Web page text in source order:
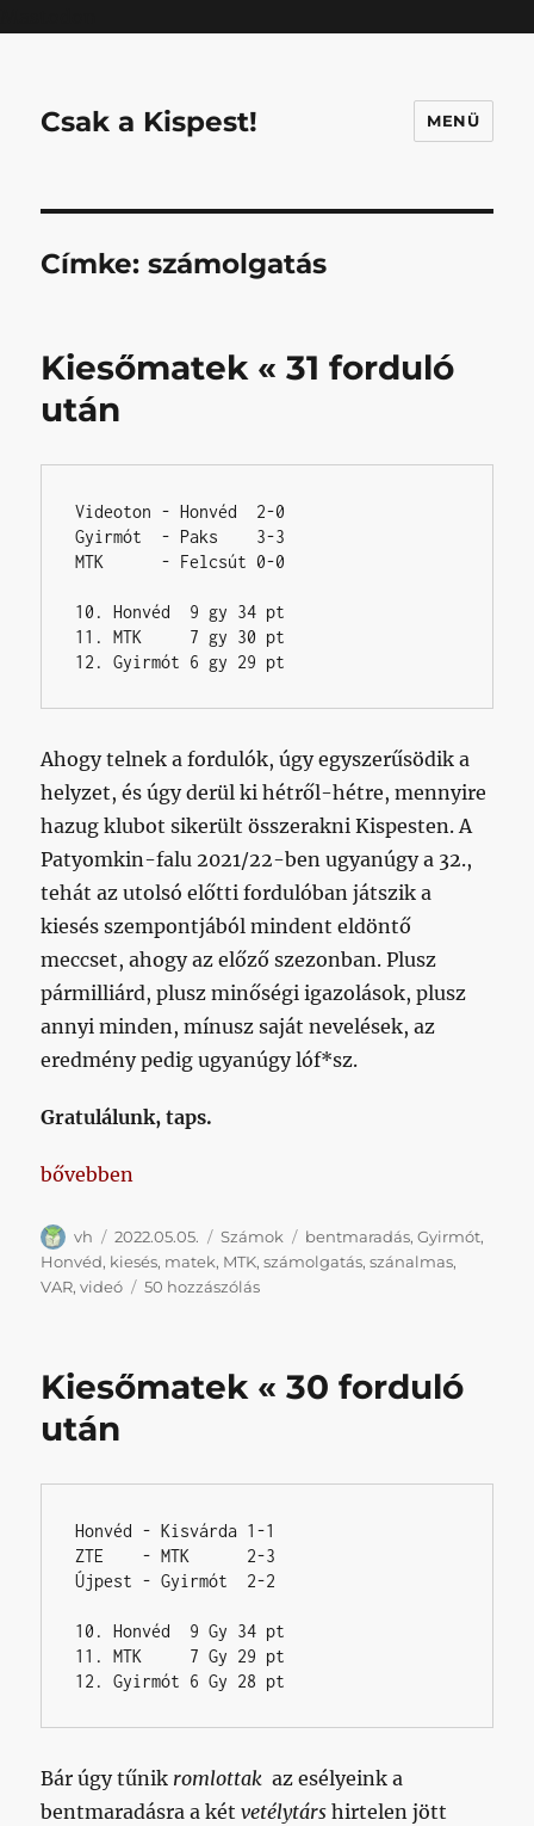
Csak a Kispest! MENÜ
Címke:számolgatás
Kiesőmatek « 31 forduló
után
Videoton - Honvéd  2-0
Gyirmót  - Paks    3-3
MTK      - Felcsút 0-0
10. Honvéd  9 gy 34 pt
11. MTK     7 gy 30 pt
12. Gyirmót 6 gy 29 pt
Ahogy telnek a fordulók, úgy egyszerűsödik a
helyzet, és úgy derül ki hétről-hétre, mennyire
hazug klubot sikerült összerakni Kispesten. A
Patyomkin-falu 2021/22-ben ugyanúgy a 32.,
tehát az utolsó előtti fordulóban játszik a
kiesés szempontjából mindent eldöntő
meccset, ahogy az előző szezonban. Plusz
pármilliárd, plusz minőségi igazolások, plusz
annyi minden, mínusz saját nevelések, az
eredmény pedig ugyanúgy lóf*sz.
Gratulálunk, taps.
„Kiesőmatek « 31 forduló után”
bővebben
Szerző
vh Közzétéve
2022.05.05. Kategória
Számok Címke
bentmaradás,Gyirmót,
Honvéd, kiesés, matek, MTK,számolgatás,szánalmas,
VAR,videó 50 hozzászólásKiesőmatek
után
Kiesőmatek « 30 forduló
után
Honvéd - Kisvárda 1-1
ZTE    - MTK      2-3
Újpest - Gyirmót  2-2
10. Honvéd  9 Gy 34 pt
11. MTK     7 Gy 29 pt
12. Gyirmót 6 Gy 28 pt
Bár úgy tűnik romlottak az esélyeink a
bentmaradásra a kétvetélytárs hirtelen jött